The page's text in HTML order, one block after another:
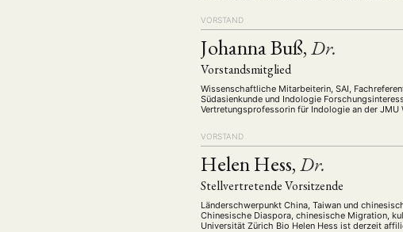
VORSTAND
Johanna Buß,Dr.
Vorstandsmitglied
Wissenschaftliche Mitarbeiterin, SAI,
Südasienkunde und Indologie
Vertretungsprofessorin für Indologie an der
VORSTAND
Helen Hess,Dr.
Stellvertretende Vorsitzende
Länderschwerpunkt China, Taiwan und
Chinesische Diaspora, chinesische Migration,
Universität Zürich Bio Helen Hess ist derzeit